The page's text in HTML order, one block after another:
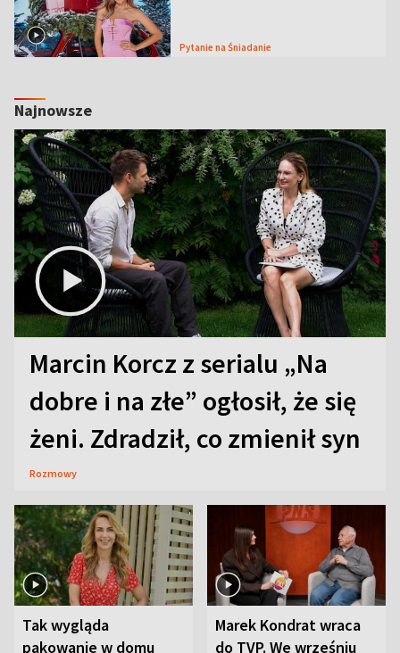
Pytanie na Śniadanie
Najnowsze
Marcin Korcz z serialu „Na
dobre i na złe” ogłosił, że się
żeni. Zdradził, co zmienił syn
Rozmowy
Tak wygląda
pakowanie w domu
Marek Kondrat wraca
do TVP. We wrześniu